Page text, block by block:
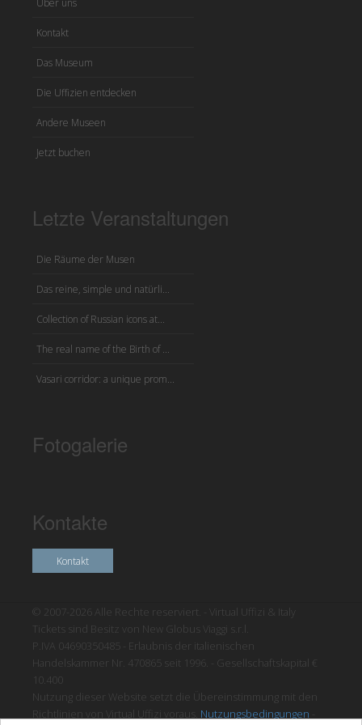
Über uns
Kontakt
Das Museum
Die Uffizien entdecken
Andere Museen
Jetzt buchen
Letzte Veranstaltungen
Die Räume der Musen
Das reine, simple und natürli...
Collection of Russian icons at...
The real name of the Birth of ...
Vasari corridor: a unique prom...
Fotogalerie
Kontakte
Kontakt
© 2007-2026 Alle Rechte reserviert. - Virtual Uffizi & Italy
Tickets sind Besitz von New Globus Viaggi s.r.l.
P.IVA 04690350485 - Erlaubnis der italienischen
Handelskammer Nr. 470865 seit 1996. - Gesellschaftskapital €
10.400
Nutzung dieser Website setzt die Übereinstimmung mit den
Richtlinien von Virtual Uffizi voraus. Nutzungsbedingungen